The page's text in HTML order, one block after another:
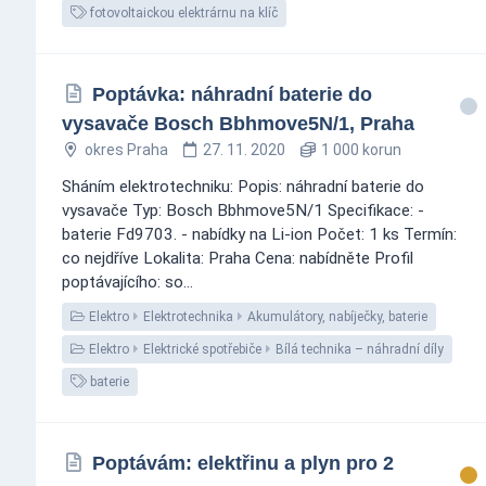
fotovoltaickou elektrárnu na klíč
Poptávka: náhradní baterie do
vysavače Bosch Bbhmove5N/1, Praha
okres Praha 27. 11. 2020 1 000 korun
Sháním elektrotechniku: Popis: náhradní baterie do
vysavače Typ: Bosch Bbhmove5N/1 Specifikace: -
baterie Fd9703. - nabídky na Li-ion Počet: 1 ks Termín:
co nejdříve Lokalita: Praha Cena: nabídněte Profil
poptávajícího: so...
Elektro Elektrotechnika Akumulátory, nabíječky, baterie
Elektro Elektrické spotřebiče Bílá technika – náhradní díly
baterie
Poptávám: elektřinu a plyn pro 2